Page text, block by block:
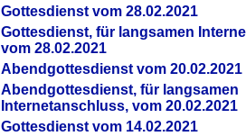
Gottesdienst vom 28.02.2021
Gottesdienst, für langsamen
vom 28.02.2021
Abendgottesdienst vom 20.02.2021
Abendgottesdienst, für langsamen
Internetanschluss, vom 20.02.2021
Gottesdienst vom 14.02.2021